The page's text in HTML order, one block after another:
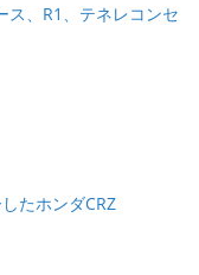
ス、R1、テネレコンセ
たホンダCRZ